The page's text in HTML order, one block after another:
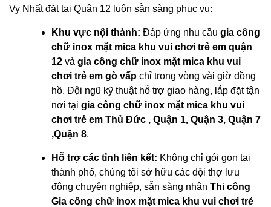
Vy Nhất đặt tại Quận 12 luôn sẵn sàng phục vụ:
Khu vực nội thành: Đáp ứng nhu cầu gia công
chữ inox mặt mica khu vui chơi trẻ em quận
12 và gia công chữ inox mặt mica khu vui
chơi trẻ em gò vấp chỉ trong vòng vài giờ đồng
hồ. Đội ngũ kỹ thuật hỗ trợ giao hàng, lắp đặt tận
nơi tại gia công chữ inox mặt mica khu vui
chơi trẻ em Thủ Đức , Quận 1, Quận 3, Quận 7
,Quận 8.
Hỗ trợ các tỉnh liên kết: Không chỉ gói gọn tại
thành phố, chúng tôi sở hữu các đội thợ lưu
động chuyên nghiệp, sẵn sàng nhận Thi công
Gia công chữ inox mặt mica khu vui chơi trẻ